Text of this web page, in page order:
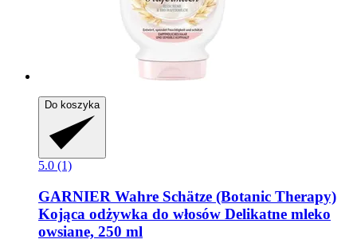
Do koszyka
5.0 (1)
GARNIER Wahre Schätze (Botanic Therapy)
Kojąca odżywka do włosów Delikatne mleko
owsiane, 250 ml